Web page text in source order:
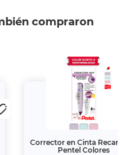
compraron
Corrector en Cinta
Pentel Colores